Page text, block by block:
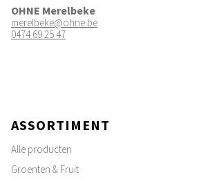
OHNE Merelbeke
merelbeke@ohne.be
0474 69 25 47
ASSORTIMENT
Alle producten
Groenten & Fruit